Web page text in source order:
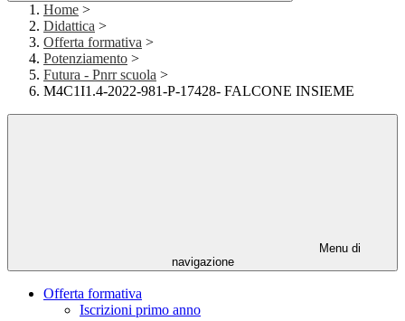
Home >
Didattica >
Offerta formativa >
Potenziamento >
Futura - Pnrr scuola >
M4C1I1.4-2022-981-P-17428- FALCONE INSIEME
Menu di
navigazione
Offerta formativa
Iscrizioni primo anno